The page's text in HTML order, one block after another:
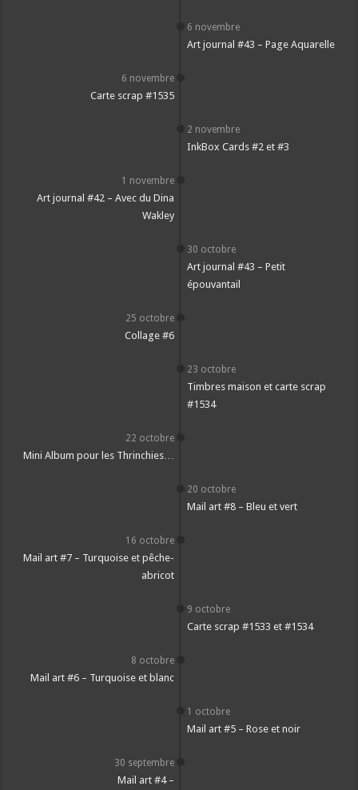
6 novembre
Art journal #43 – Page Aquarelle
6 novembre
Carte scrap #1535
2 novembre
InkBox Cards #2 et #3
1 novembre
Art journal #42 – Avec du Dina
Wakley
30 octobre
Art journal #43 – Petit
épouvantail
25 octobre
Collage #6
23 octobre
Timbres maison et carte scrap
#1534
22 octobre
Mini Album pour les Thrinchies…
20 octobre
Mail art #8 – Bleu et vert
16 octobre
Mail art #7 – Turquoise et pêche-
abricot
9 octobre
Carte scrap #1533 et #1534
8 octobre
Mail art #6 – Turquoise et blanc
1 octobre
Mail art #5 – Rose et noir
30 septembre
Mail art #4 –